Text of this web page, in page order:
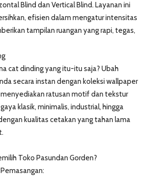
Blind dan Vertical Blind. Layanan ini
efisien dalam mengatur intensitas
tampilan ruangan yang rapi, tegas,
cat dinding yang itu-itu saja? Ubah
secara instan dengan koleksi wallpaper
menyediakan ratusan motif dan tekstur
klasik, minimalis, industrial, hingga
kualitas cetakan yang tahan lama
Toko Pasundan Gorden?